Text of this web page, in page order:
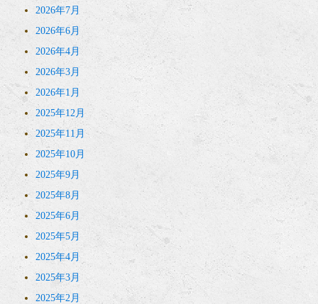
2026年7月
2026年6月
2026年4月
2026年3月
2026年1月
2025年12月
2025年11月
2025年10月
2025年9月
2025年8月
2025年6月
2025年5月
2025年4月
2025年3月
2025年2月